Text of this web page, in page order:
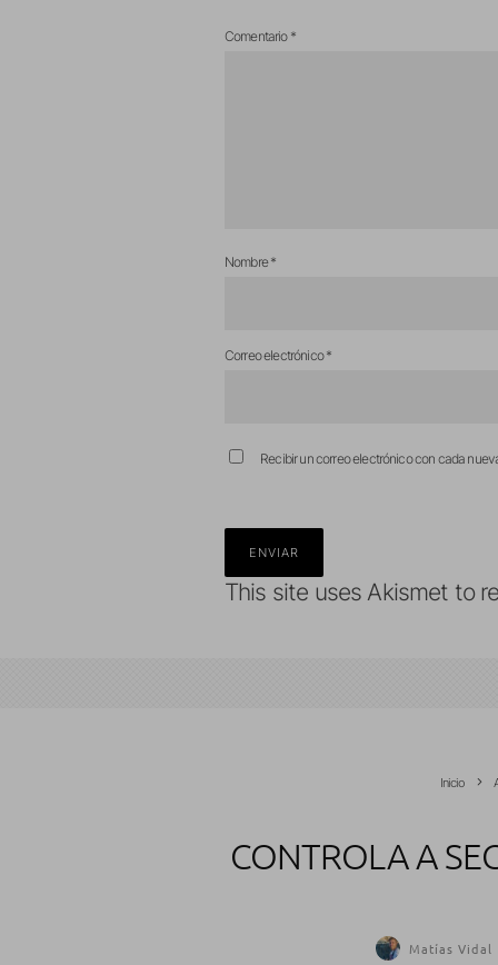
Comentario *
Nombre*
Correo electrónico*
Recibir un correo electrónico con cada
This site uses Akismet to
Inicio
CONTROLA A
Matías Vidal